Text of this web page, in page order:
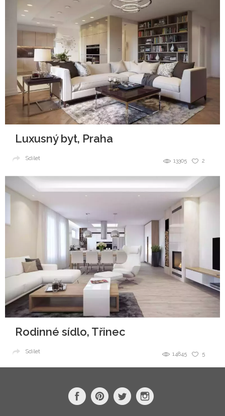
Luxusný byt, Praha
2
13305
Sdílet
Rodinné sídlo, Třinec
5
14845
Sdílet